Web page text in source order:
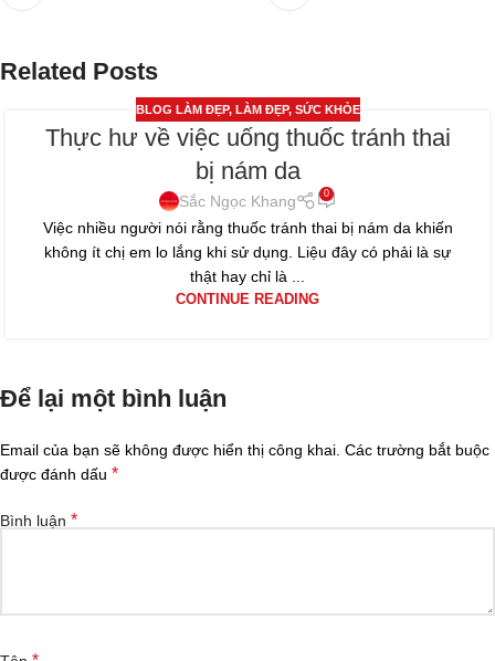
Related Posts
BLOG LÀM ĐẸP, LÀM ĐẸP, SỨC KHỎE
Thực hư về việc uống thuốc tránh thai
bị nám da
Sắc Ngọc Khang 0
Việc nhiều người nói rằng thuốc tránh thai bị nám da khiến
không ít chị em lo lắng khi sử dụng. Liệu đây có phải là sự
thật hay chỉ là ...
CONTINUE READING
Để lại một bình luận
Email của bạn sẽ không được hiển thị công khai. Các trường bắt buộc
được đánh dấu *
Bình luận *